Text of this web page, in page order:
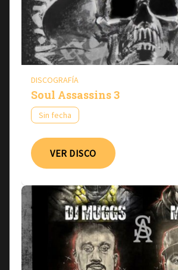
DISCOGRAFÍA
Soul Assassins 3
Sin fecha
VER DISCO